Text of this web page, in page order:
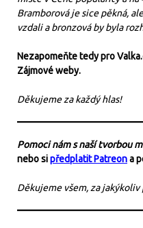
Bramborová je sice pěkná,
vzdali a bronzová by byla
Nezapomeňte tedy pro
Zájmové weby.
Děkujeme za každý hlas!
Pomoci nám s naší tvorbou
nebo sipředplatit Patreona
Děkujeme všem, za